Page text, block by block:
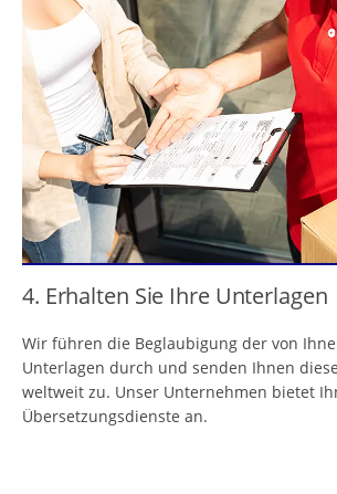
4. Erhalten Sie Ihre Unterlagen
Wir führen die Beglaubigung der von
Unterlagen durch und senden Ihnen
weltweit zu. Unser Unternehmen bietet
Übersetzungsdienste an.